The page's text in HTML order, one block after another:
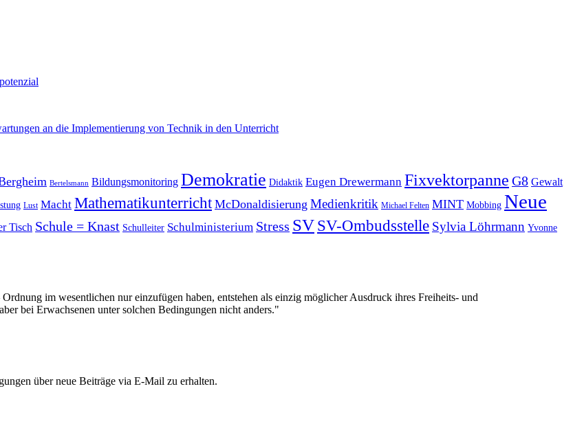
an die Implementierung von Technik in den Unterricht
Bertelsmann Bildungsmonitoring Demokratie Didaktik Eugen Drewermann Fixvektorpanne G8 Gewalt
Lust Macht Mathematikunterricht McDonaldisierung Medienkritik Michael Felten MINT Mobbing Neue
Tisch Schule = Knast Schulleiter Schulministerium Stress SV SV-Ombudsstelle Sylvia Löhrmann Yvonne
im wesentlichen nur einzufügen haben, entstehen als einzig möglicher Ausdruck ihres Freiheits- und
bei Erwachsenen unter solchen Bedingungen nicht anders."
über neue Beiträge via E-Mail zu erhalten.